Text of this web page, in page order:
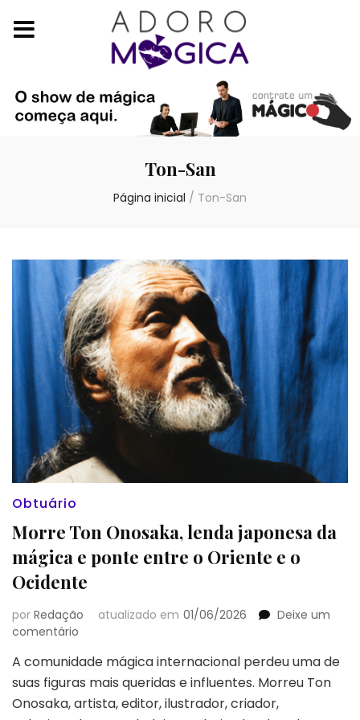
Ton-San
Página inicial / Ton-San
Obtuário
Morre Ton Onosaka, lenda japonesa da
mágica e ponte entre o Oriente e o
Ocidente
por Redação atualizado em 01/06/2026
Deixe um
comentário
Ton
Onosaka,
lenda
japonesa
A comunidade mágica internacional perdeu uma de
suas figuras mais queridas e influentes. Morreu Ton
Onosaka, artista, editor, ilustrador, criador,